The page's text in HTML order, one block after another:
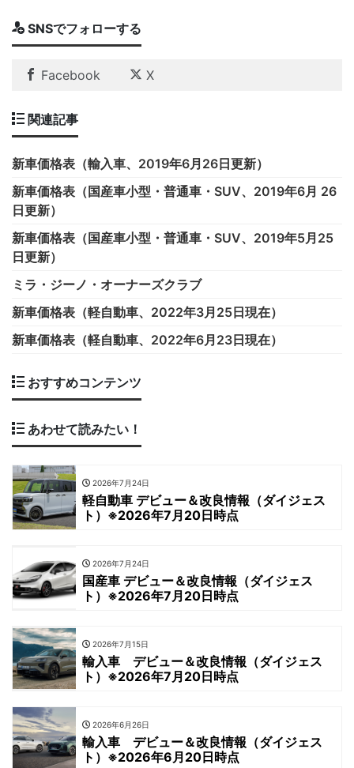
SNSでフォローする
Facebook X
関連記事
新車価格表（輸入車、2019年6月26日更新）
新車価格表（国産車小型・普通車・SUV、2019年6月 26
日更新）
新車価格表（国産車小型・普通車・SUV、2019年5月25
日更新）
ミラ・ジーノ・オーナーズクラブ
新車価格表（軽自動車、2022年3月25日現在）
新車価格表（軽自動車、2022年6月23日現在）
おすすめコンテンツ
あわせて読みたい！
2026年7月24日
軽自動車 デビュー＆改良情報（ダイジェス
ト）※2026年7月20日時点
2026年7月24日
国産車 デビュー＆改良情報（ダイジェス
ト）※2026年7月20日時点
2026年7月15日
輸入車 デビュー＆改良情報（ダイジェス
ト）※2026年7月20日時点
2026年6月26日
輸入車 デビュー＆改良情報（ダイジェス
ト）※2026年6月20日時点